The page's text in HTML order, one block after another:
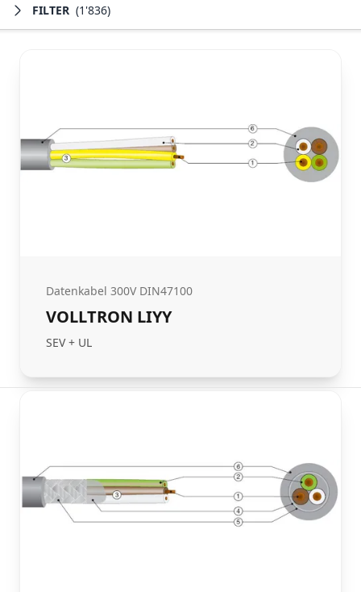
FILTER (1'836)
Datenkabel 300V DIN47100
VOLLTRON LIYY
SEV + UL